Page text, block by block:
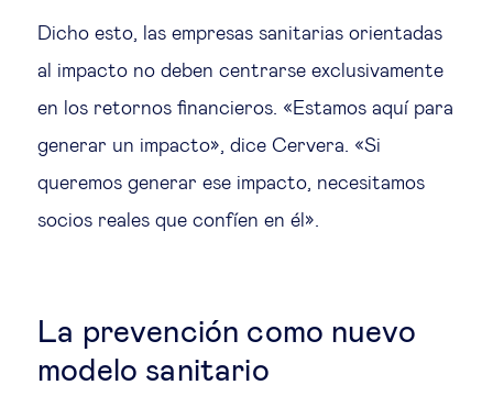
Dicho esto, las empresas sanitarias orientadas
al impacto no deben centrarse exclusivamente
en los retornos financieros. «Estamos aquí para
generar un impacto», dice Cervera. «Si
queremos generar ese impacto, necesitamos
socios reales que confíen en él».
La prevención como nuevo
modelo sanitario